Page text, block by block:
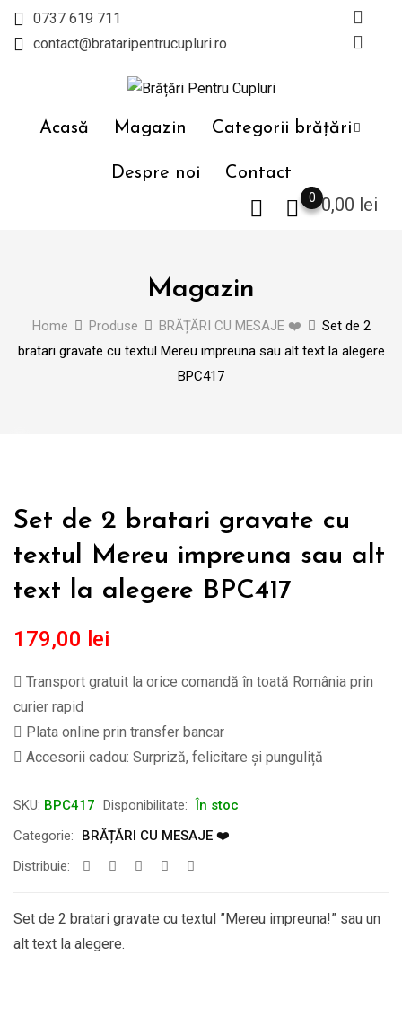
Skip
0737 619 711
contact@brataripentrucupluri.ro
Acasă Magazin Categorii brățări
Despre noi Contact
0,00 lei
0
Magazin
Home Produse BRĂȚĂRI CU MESAJE ❤️
Set de 2
bratari gravate cu textul Mereu impreuna sau alt text la alegere
BPC417
Set de 2 bratari gravate cu
textul Mereu impreuna sau alt
text la alegere BPC417
179,00 lei
Transport gratuit la orice comandă în toată România prin
curier rapid
Plata online prin transfer bancar
Accesorii cadou: Surpriză, felicitare și punguliță
SKU: BPC417 Disponibilitate: În stoc
Categorie:
BRĂȚĂRI CU MESAJE ❤️
Distribuie:
Set de 2 bratari gravate cu textul ”Mereu impreuna!” sau un
alt text la alegere.